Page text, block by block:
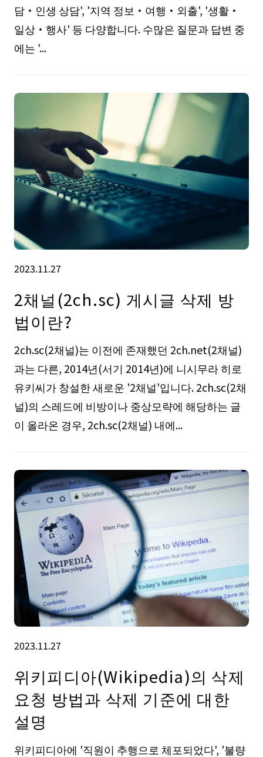
담・인생 상담', '지역 정보・여행・외출', '생활・
일상・행사' 등 다양합니다. 수많은 질문과 답변 중
에는 '...
2023.11.27
2채널(2ch.sc) 게시글 삭제 방
법이란?
2ch.sc(2채널)는 이전에 존재했던 2ch.net(2채널)
과는 다른, 2014년(서기 2014년)에 니시무라 히로
유키씨가 창설한 새로운 '2채널'입니다. 2ch.sc(2채
널)의 스레드에 비방이나 중상모략에 해당하는 글
이 올라온 경우, 2ch.sc(2채널) 내에...
2023.11.27
위키피디아(Wikipedia)의 삭제
요청 방법과 삭제 기준에 대한
설명
위키피디아에 '직원이 추행으로 체포되었다', '불량